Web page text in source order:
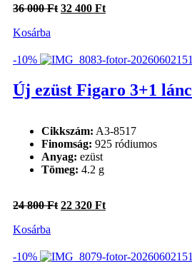
36 000Ft Original
000 Ft.
32 400 FtCurrent
400 Ft.
Kosárba
-10%
Új ezüst Figaro 3+1 lánc
Cikkszám: A3-8517
Finomság: 925 ródiumos
Anyag: ezüst
Tömeg: 4.2 g
24 800Ft Original
800 Ft.
22 320 FtCurrent
320 Ft.
Kosárba
-10%